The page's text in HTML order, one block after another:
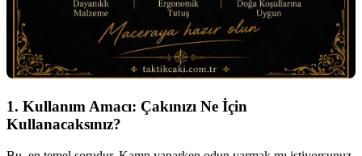
1. Kullanım Amacı: Çakınızı Ne İçin
Kullanacaksınız?